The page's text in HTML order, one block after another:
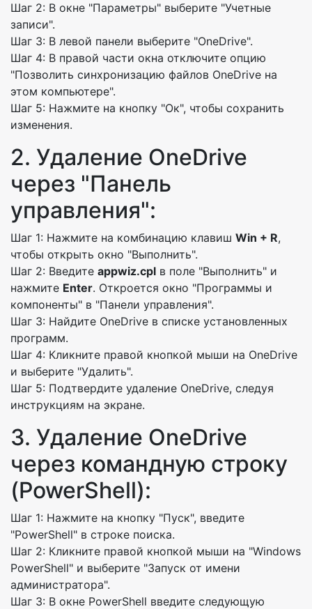
Шаг 2: В окне "Параметры" выберите "Учетные
записи".
Шаг 3: В левой панели выберите "OneDrive".
Шаг 4: В правой части окна отключите опцию
"Позволить синхронизацию файлов OneDrive на
этом компьютере".
Шаг 5: Нажмите на кнопку "Ок", чтобы сохранить
изменения.
2. Удаление OneDrive
через "Панель
управления":
Шаг 1: Нажмите на комбинацию клавиш Win + R,
чтобы открыть окно "Выполнить".
Шаг 2: Введите appwiz.cpl в поле "Выполнить" и
нажмите Enter. Откроется окно "Программы и
компоненты" в "Панели управления".
Шаг 3: Найдите OneDrive в списке установленных
программ.
Шаг 4: Кликните правой кнопкой мыши на OneDrive
и выберите "Удалить".
Шаг 5: Подтвердите удаление OneDrive, следуя
инструкциям на экране.
3. Удаление OneDrive
через командную строку
(PowerShell):
Шаг 1: Нажмите на кнопку "Пуск", введите
"PowerShell" в строке поиска.
Шаг 2: Кликните правой кнопкой мыши на "Windows
PowerShell" и выберите "Запуск от имени
администратора".
Шаг 3: В окне PowerShell введите следующую